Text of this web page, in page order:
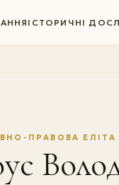
ІСТОРИЧНІ
ПРАВОВА ЕЛІТА